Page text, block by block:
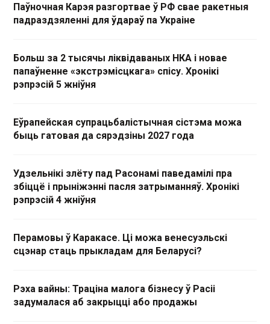
Паўночная Карэя разгортвае ў РФ свае ракетныя
падраздзяленні для ўдараў па Украіне
Больш за 2 тысячы ліквідаваных НКА і новае
папаўненне «экстрэмісцкага» спісу. Хронікі
рэпрэсій 5 жніўня
Еўрапейская супрацьбалістычная сістэма можа
быць гатовая да сярэдзіны 2027 года
Удзельнікі злёту пад Расонамі паведамілі пра
збіццё і прыніжэнні пасля затрыманняў. Хронікі
рэпрэсій 4 жніўня
Перамовы ў Каракасе. Ці можа венесуэльскі
сцэнар стаць прыкладам для Беларусі?
Рэха вайны: Траціна малога бізнесу ў Расіі
задумалася аб закрыцці або продажы